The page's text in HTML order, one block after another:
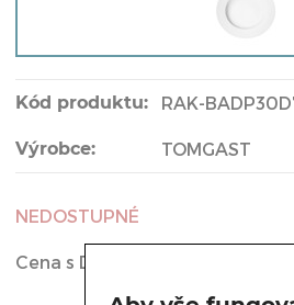
Kód produktu: RAK-
Výrobce: TOMGAST
NEDOSTUPNÉ
Cena s DPH: